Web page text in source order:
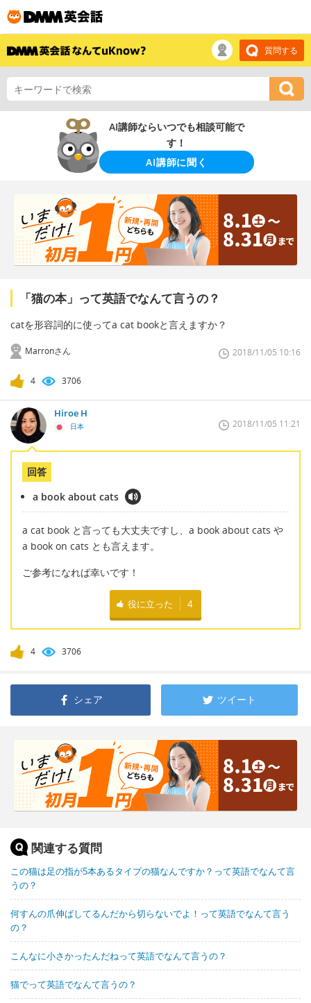
質問する
AI講師ならいつでも相談可能で
す！
AI講師に聞く
「猫の本」って英語でなんて言うの？
catを形容詞的に使ってa cat bookと言えますか？
Marronさん 2018/11/05 10:16
4 3706
Hiroe H
日本 2018/11/05 11:21
回答
a book about cats
a cat book と言っても大丈夫ですし、a book about cats や
a book on cats とも言えます。
ご参考になれば幸いです！
役に立った 4
4 3706
シェア ツイート
関連する質問
この猫は足の指が5本あるタイプの猫なんですか？って英語でなんて言
うの？
何すんの爪伸ばしてるんだから切らないでよ！って英語でなんて言う
の？
こんなに小さかったんだねって英語でなんて言うの？
猫でって英語でなんて言うの？